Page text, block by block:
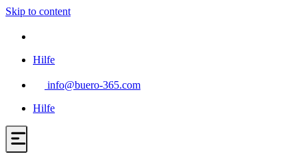
Skip to content
Hilfe
info@buero-365.com
Hilfe